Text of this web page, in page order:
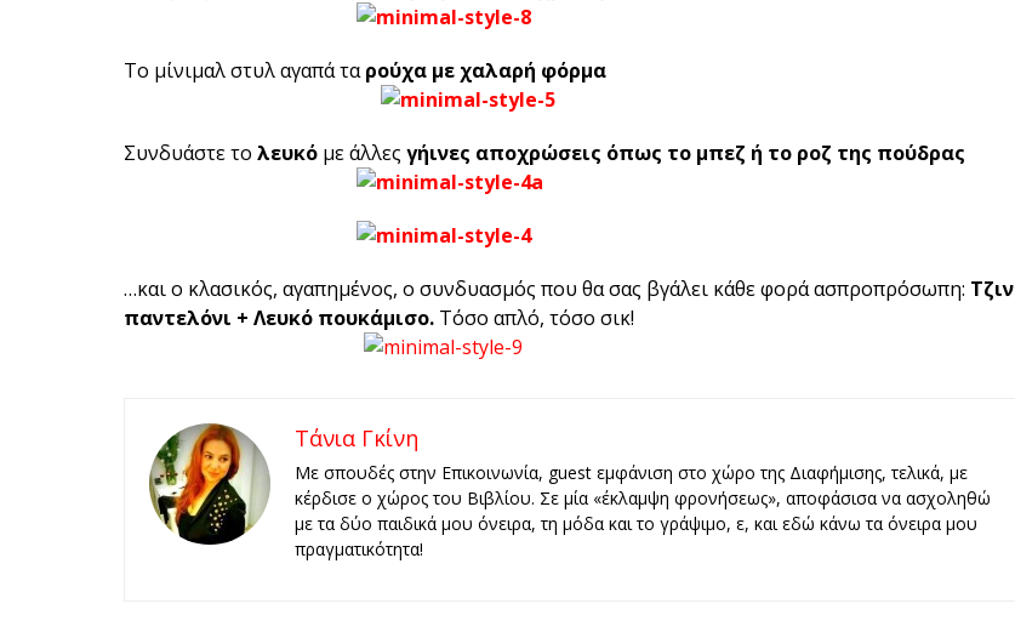
Το μίνιμαλ στυλ αγαπά ταρούχα με χαλαρή φόρμα
Συνδυάστε το λευκό με άλλες γήινες αποχρώσεις όπως το μπεζ ή το ροζ της πούδρας
…και ο κλασικός, αγαπημένος, ο συνδυασμός που θα σας βγάλει κάθε φορά ασπροπρόσωπη: Τζιν
παντελόνι + Λευκό πουκάμισο. Τόσο απλό, τόσο σικ!
Τάνια Γκίνη
Με σπουδές στην Επικοινωνία, guest εμφάνιση στο χώρο της Διαφήμισης, τελικά, με
κέρδισε ο χώρος του Βιβλίου. Σε μία «έκλαμψη φρονήσεως», αποφάσισα να ασχοληθώ
με τα δύο παιδικά μου όνειρα, τη μόδα και το γράψιμο, ε, και εδώ κάνω τα όνειρα μου
πραγματικότητα!